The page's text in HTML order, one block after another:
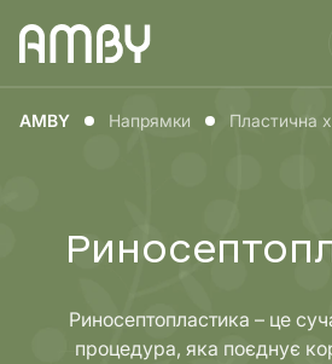
AMBY Напрямки Пластична
Риносептопластика – це
процедура, яка поєднує